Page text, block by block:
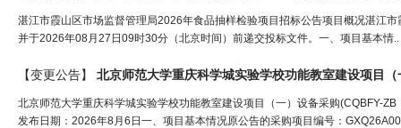
湛江市霞山区市场监督管理局2026年食品抽样检验项目招标公告项目概况湛江
并于2026年08月27日09时30分（北京时间）前递交投标文件。一、项目基本情..
【变更公告】
北京师范大学重庆科学城实验学校功能教室建设项目（一）设备采购(CQBFY-
发布日期：2026年8月6日一、项目基本情况原公告的采购项目编号：